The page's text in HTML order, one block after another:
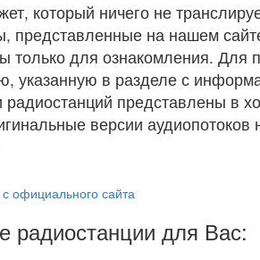
который ничего не
представленные на нашем
только для ознакомления. Для
указанную в разделе с
радиостанций представлены в
версии аудиопотоков
официального сайта
радиостанции для Вас: